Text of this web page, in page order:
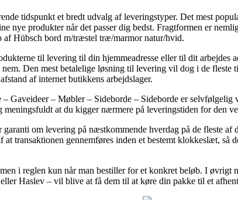
tidspunkt et bredt udvalg af leveringstyper. Det mest
nye produkter når det passer dig bedst. Fragtformen er
Hübsch bord m/træstel træ/marmor natur/hvid.
til levering til din hjemmeadresse eller til dit arbejdes
Den mest betalelige løsning til levering vil dog i de
af internet butikkens arbejdslager.
Gaveideer – Møbler – Sideborde – Sideborde er
meningsfuldt at du kigger nærmere på leveringstiden for den
om levering på næstkommende hverdag på de fleste af
transaktionen gennemføres inden et bestemt klokkeslæt, så
i reglen kun når man bestiller for et konkret beløb. I øvrigt
Haslev – vil blive at få dem til at køre din pakke til et